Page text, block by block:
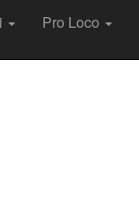
Pro Loco